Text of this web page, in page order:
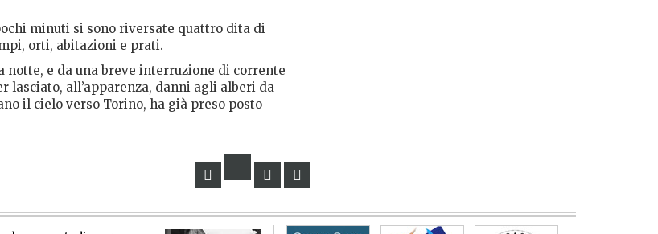
minuti si sono riversate quattro dita di
orti, abitazioni e prati.
e da una breve interruzione di corrente
lasciato, all’apparenza, danni agli alberi da
il cielo verso Torino, ha già preso posto